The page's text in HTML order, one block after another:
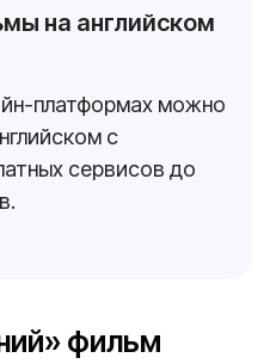
на английском
платформах можно
с
сервисов до
фильм